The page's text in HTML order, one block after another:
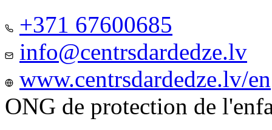
+371 67600685
info@centrsdardedze.lv
www.centrsdardedze.lv/en
ONG de protection de